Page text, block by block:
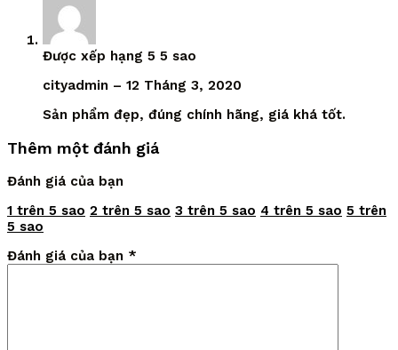
Được xếp hạng 5 5 sao
cityadmin – 12 Tháng 3, 2020
Sản phẩm đẹp, đúng chính hãng, giá khá tốt.
Thêm một đánh giá
Đánh giá của bạn
1 trên 5 sao 2 trên 5 sao 3 trên 5 sao 4 trên 5 sao 5 trên
5 sao
Đánh giá của bạn *